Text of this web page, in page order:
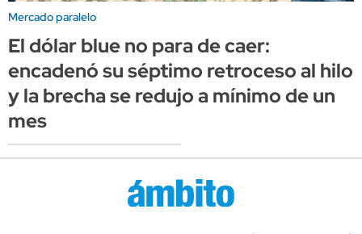
Mercado paralelo
El dólar blue no para de caer:
encadenó su séptimo retroceso al hilo
y la brecha se redujo a mínimo de un
mes